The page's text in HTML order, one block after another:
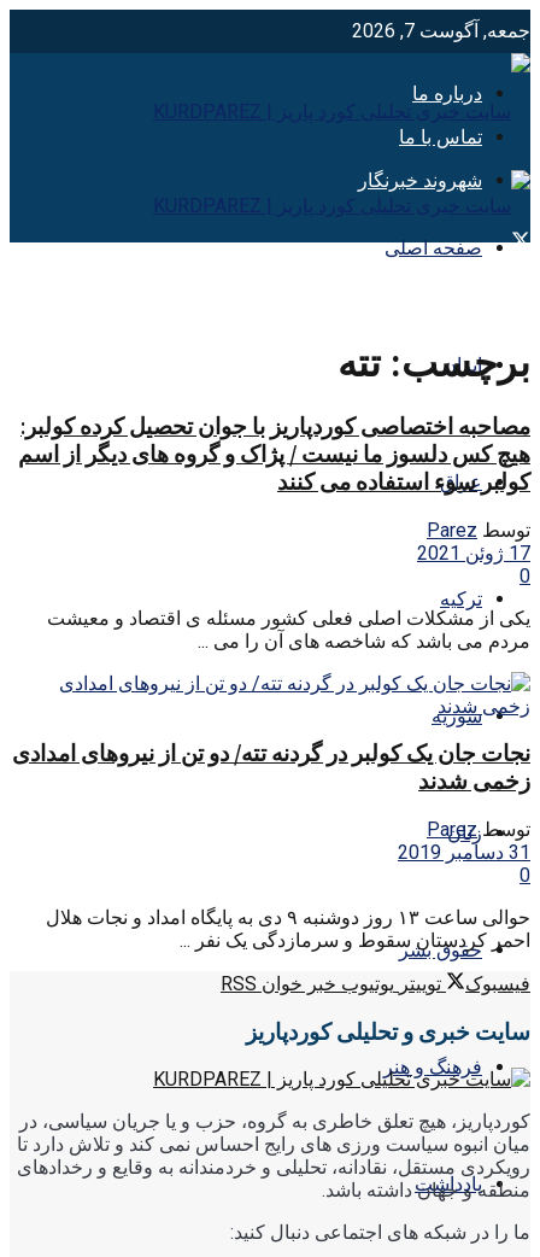
جمعه, آگوست 7, 2026
درباره ما
تماس با ما
شهروند خبرنگار
صفحه اصلی
ایران
عراق
ترکیه
سوریه
زنان
حقوق بشر
فرهنگ و هنر
یادداشت
برچسب:تته
مصاحبه اختصاصی کوردپاریز با جوان تحصیل کرده کولبر:
هیچ کس دلسوز ما نیست / پژاک و گروه های دیگر از اسم
کولبر سوء استفاده می کنند
توسط Parez
17 ژوئن 2021
0
یکی از مشکلات اصلی فعلی کشور مسئله ی اقتصاد و معیشت
مردم می باشد که شاخصه های آن را می ...
نجات جان یک کولبر در گردنه تته/ دو تن از نیروهای امدادی
زخمی شدند
توسط Parez
31 دسامبر 2019
0
حوالی ساعت ۱۳ روز دوشنبه ۹ دی به پایگاه امداد و نجات هلال
احمر کردستان سقوط و سرمازدگی یک نفر ...
فیسبوک
توییتر یوتیوب خبر خوان RSS
سایت خبری و تحلیلی کوردپاریز
کوردپاریز، هیچ تعلق خاطری به گروه، حزب و یا جریان سیاسی، در
میان انبوه سیاست ورزی های رایج احساس نمی کند و تلاش دارد تا
رویکردی مستقل، نقادانه، تحلیلی و خردمندانه به وقایع و رخدادهای
منطقه و جهان داشته باشد.
ما را در شبکه های اجتماعی دنبال کنید: